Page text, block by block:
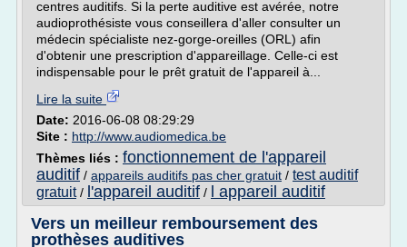
centres auditifs. Si la perte auditive est avérée, notre
audioprothésiste vous conseillera d'aller consulter un
médecin spécialiste nez-gorge-oreilles (ORL) afin
d'obtenir une prescription d'appareillage. Celle-ci est
indispensable pour le prêt gratuit de l'appareil à...
Lire la suite
Date: 2016-06-08 08:29:29
Site : http://www.audiomedica.be
Thèmes liés : fonctionnement de l'appareil
auditif / appareils auditifs pas cher gratuit / test auditif
gratuit/ l'appareil auditif /
l appareil auditif
Vers un meilleur remboursement des
prothèses auditives